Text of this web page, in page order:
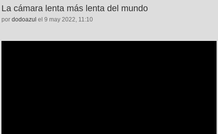
La cámara lenta más lenta del mundo
por dodoazul el 9 may 2022, 11:10